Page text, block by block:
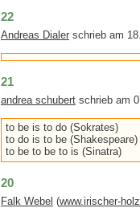
22
Andreas Dialer schrieb am
21
andrea schubert schrieb am
to be is to do (Sokrates)
to do is to be (Shakespeare)
to be to be to is (Sinatra)
20
Falk Webel (www.irischer-